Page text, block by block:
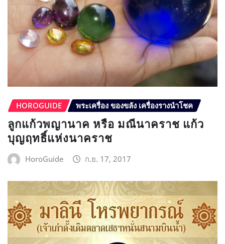
HOROGUIDE พระเครื่อง ของขลัง เครื่องรางนำโชค
ลูกแก้วพญานาค หรือ มณีนาคราช แก้ว
บุญฤทธิ์แห่งนาคราช
HoroGuide ก.ย. 17, 2017